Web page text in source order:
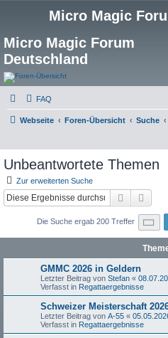
Micro Magic
Micro Magic Forum
Deutschland
FAQ
Webseite Foren-Übersicht Suche
Unbeantwortete Themen
Zur erweiterten Suche
Suche
Die Suche ergab 200 Treffer
GMMC 2026 in Geldern
Letzter Beitrag von Stefan «
Verfasst in Regattaergebnisse
Schweizer Meisterschaft
Letzter Beitrag von A-55 «
Verfasst in Regattaergebnisse